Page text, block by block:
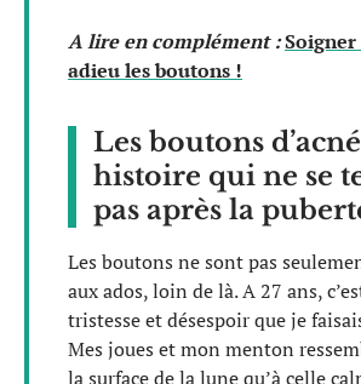
A lire en complément :Soigner
adieu les boutons !
Les boutons
histoire qui ne se
pas après la
Les boutons ne sont pas
aux ados, loin de là. A 27 ans,
tristesse et désespoir que je
Mes joues et mon menton
la surface de la lune qu’à celle